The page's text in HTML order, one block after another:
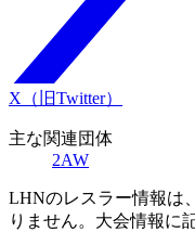
X（旧Twitter）
主な関連団体
2AW
LHNのレスラー情報は
りません。大会情報に